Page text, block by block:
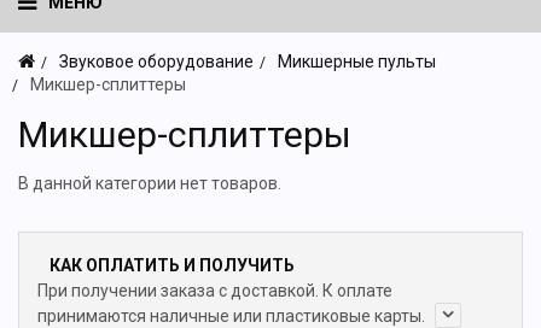
Звуковое оборудование
Микшерные пульты
Микшер-сплиттеры
Микшер-сплиттеры
В данной категории нет товаров.
КАК ОПЛАТИТЬ И ПОЛУЧИТЬ
При получении заказа с доставкой. К оплате
принимаются наличные или пластиковые карты.